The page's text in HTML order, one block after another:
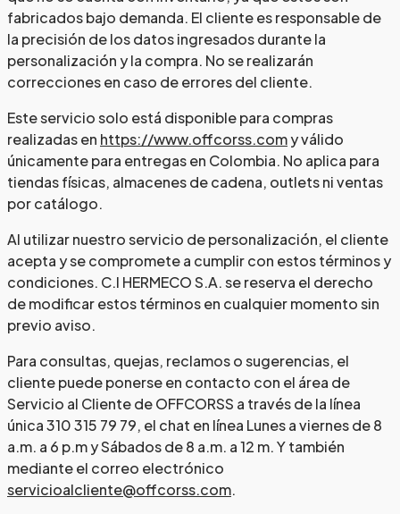
fabricados bajo demanda. El cliente es responsable de
la precisión de los datos ingresados durante la
personalización y la compra. No se realizarán
correcciones en caso de errores del cliente.
Este servicio solo está disponible para compras
realizadas en https://www.offcorss.comy válido
únicamente para entregas en Colombia. No aplica para
tiendas físicas, almacenes de cadena, outlets ni ventas
por catálogo.
Al utilizar nuestro servicio de personalización, el cliente
acepta y se compromete a cumplir con estos términos y
condiciones. C.I HERMECO S.A. se reserva el derecho
de modificar estos términos en cualquier momento sin
previo aviso.
Para consultas, quejas, reclamos o sugerencias, el
cliente puede ponerse en contacto con el área de
Servicio al Cliente de OFFCORSS a través de la línea
única 310 315 79 79, el chat en línea Lunes a viernes de 8
a.m. a 6 p.m y Sábados de 8 a.m. a 12 m. Y también
mediante el correo electrónico
servicioalcliente@offcorss.com.